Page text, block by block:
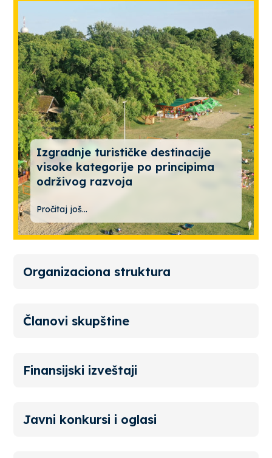
Izgradnje turističke destinacije
visoke kategorije po principima
održivog razvoja
Pročitaj još...
Organizaciona struktura
Članovi skupštine
Finansijski izveštaji
Javni konkursi i oglasi